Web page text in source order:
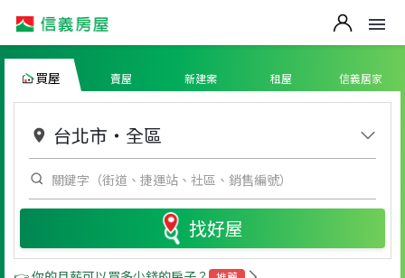
買屋 賣屋 新建案 租屋 信義居家
台北市 ・ 全區
找好屋